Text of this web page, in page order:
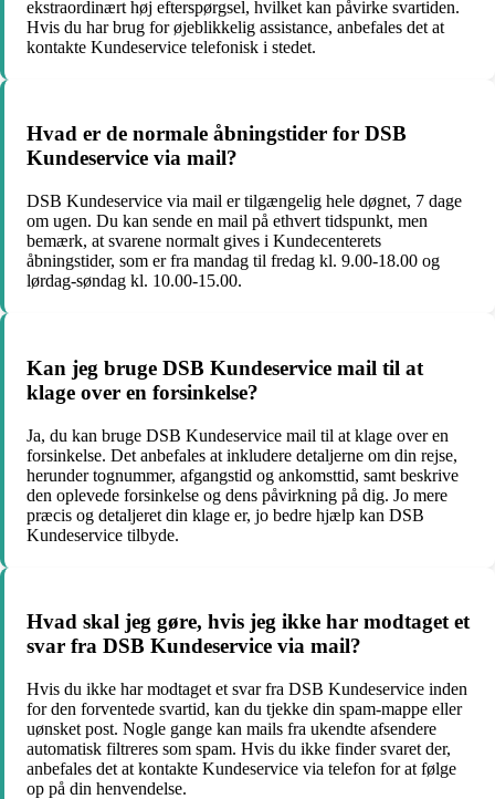
ekstraordinært høj efterspørgsel, hvilket kan påvirke svartiden.
Hvis du har brug for øjeblikkelig assistance, anbefales det at
kontakte Kundeservice telefonisk i stedet.
Hvad er de normale åbningstider for DSB
Kundeservice via mail?
DSB Kundeservice via mail er tilgængelig hele døgnet, 7 dage
om ugen. Du kan sende en mail på ethvert tidspunkt, men
bemærk, at svarene normalt gives i Kundecenterets
åbningstider, som er fra mandag til fredag ​​kl. 9.00-18.00 og
lørdag-søndag kl. 10.00-15.00.
Kan jeg bruge DSB Kundeservice mail til at
klage over en forsinkelse?
Ja, du kan bruge DSB Kundeservice mail til at klage over en
forsinkelse. Det anbefales at inkludere detaljerne om din rejse,
herunder tognummer, afgangstid og ankomsttid, samt beskrive
den oplevede forsinkelse og dens påvirkning på dig. Jo mere
præcis og detaljeret din klage er, jo bedre hjælp kan DSB
Kundeservice tilbyde.
Hvad skal jeg gøre, hvis jeg ikke har modtaget et
svar fra DSB Kundeservice via mail?
Hvis du ikke har modtaget et svar fra DSB Kundeservice inden
for den forventede svartid, kan du tjekke din spam-mappe eller
uønsket post. Nogle gange kan mails fra ukendte afsendere
automatisk filtreres som spam. Hvis du ikke finder svaret der,
anbefales det at kontakte Kundeservice via telefon for at følge
op på din henvendelse.